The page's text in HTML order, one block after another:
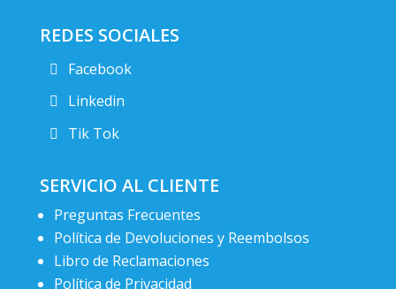
REDES SOCIALES
Facebook
Linkedin
Tik Tok
SERVICIO AL CLIENTE
Preguntas Frecuentes
Política de Devoluciones y Reembolsos
Libro de Reclamaciones
Política de Privacidad